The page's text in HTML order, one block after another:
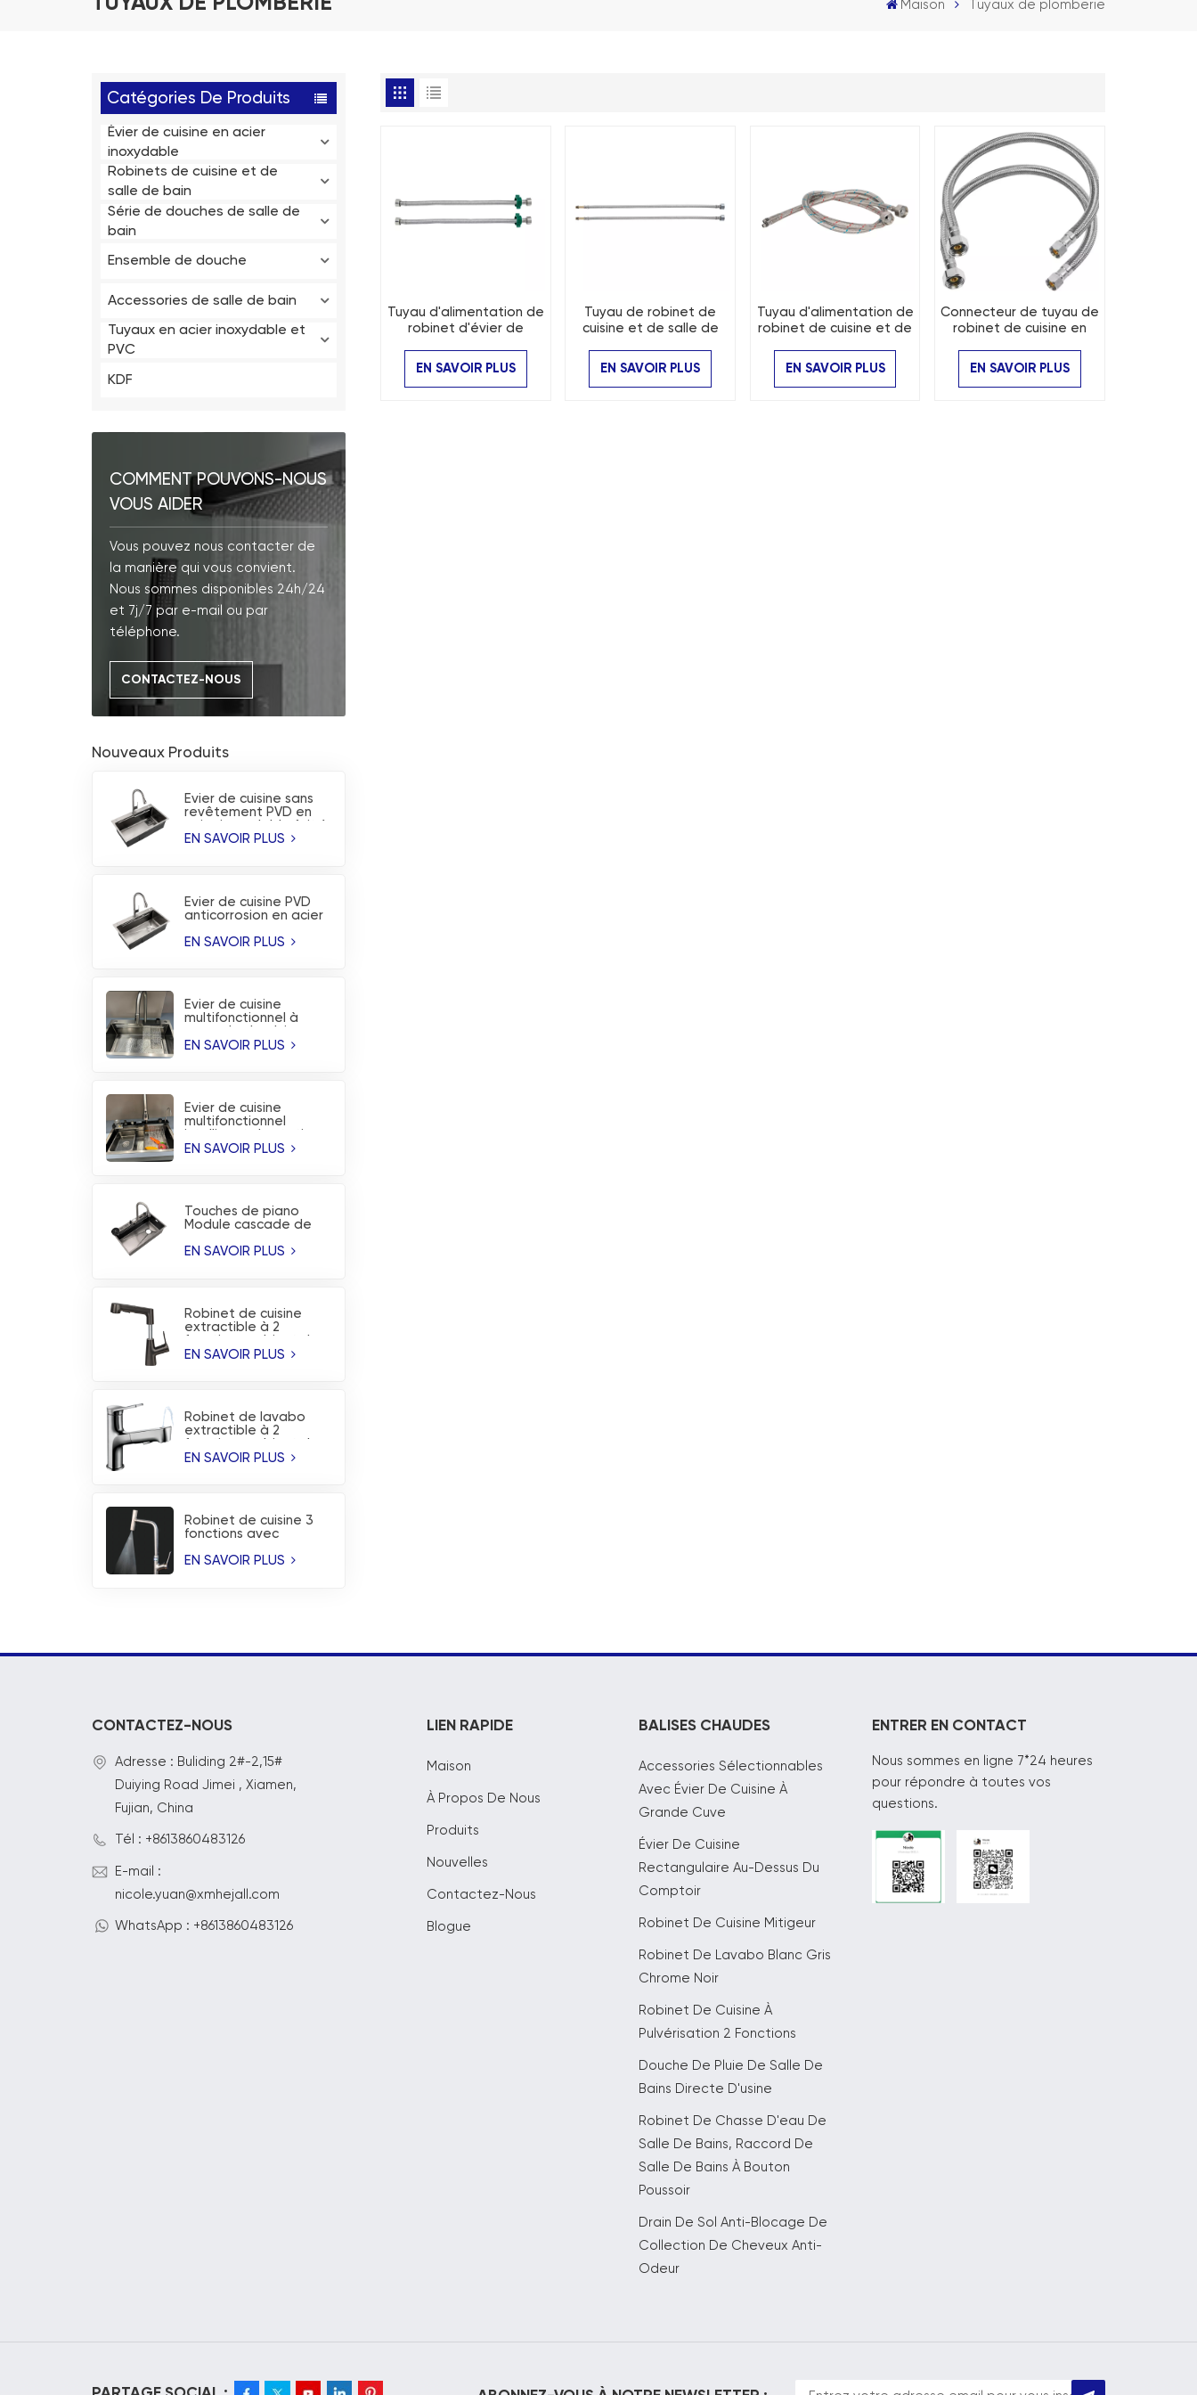
Maison Tuyaux de plomberie
Catégories De Produits
Évier de cuisine en acier
inoxydable
Robinets de cuisine et de
salle de bain
Série de douches de salle de
bain
Ensemble de douche
Accessories de salle de bain
Tuyaux en acier inoxydable et
PVC
KDF
COMMENT POUVONS-NOUS
VOUS AIDER
Vous pouvez nous contacter de
la manière qui vous convient.
Nous sommes disponibles 24h/24
et 7j/7 par e-mail ou par
téléphone.
CONTACTEZ-NOUS
Nouveaux Produits
Évier de cuisine sans
revêtement PVD en
la main
EN SAVOIR PLUS
Évier de cuisine PVD
anticorrosion en acier
la main à la mode
EN SAVOIR PLUS
Évier de cuisine
multifonctionnel à
volante en acier
EN SAVOIR PLUS
Évier de cuisine
multifonctionnel
de travail de cascade
EN SAVOIR PLUS
Touches de piano
Module cascade de
cuisine à revêtement
EN SAVOIR PLUS
Robinet de cuisine
extractible à 2
lavabo réglable en
EN SAVOIR PLUS
Robinet de lavabo
extractible à 2
cuisine à bouche
EN SAVOIR PLUS
Robinet de cuisine 3
fonctions avec
température et jet à
EN SAVOIR PLUS
Tuyau d'alimentation de
robinet d'évier de
salle de bains en acier
inoxydable
EN SAVOIR PLUS
Tuyau de robinet de
cuisine et de salle de
EN SAVOIR PLUS
Tuyau d'alimentation de
robinet de cuisine et de
inoxydable
EN SAVOIR PLUS
Connecteur de tuyau de
robinet de cuisine en
petit évier de cuisine à
courte Distance
EN SAVOIR PLUS
CONTACTEZ-NOUS
Adresse : Buliding 2#-2,15#
Duiying Road Jimei , Xiamen,
Fujian, China
Tél : +8613860483126
E-mail :
nicole.yuan@xmhejall.com
WhatsApp : +8613860483126
LIEN RAPIDE
Maison
À Propos De Nous
Produits
Nouvelles
Contactez-Nous
Blogue
BALISES CHAUDES
Accessories Sélectionnables
Avec Évier De Cuisine À
Grande Cuve
Évier De Cuisine
Rectangulaire Au-Dessus Du
Comptoir
Robinet De Cuisine Mitigeur
Robinet De Lavabo Blanc Gris
Chrome Noir
Robinet De Cuisine À
Pulvérisation 2 Fonctions
Douche De Pluie De Salle De
Bains Directe D'usine
Robinet De Chasse D'eau De
Salle De Bains, Raccord De
Salle De Bains À Bouton
Poussoir
Drain De Sol Anti-Blocage De
Collection De Cheveux Anti-
Odeur
ENTRER EN CONTACT
Nous sommes en ligne 7*24 heures
pour répondre à toutes vos
questions.